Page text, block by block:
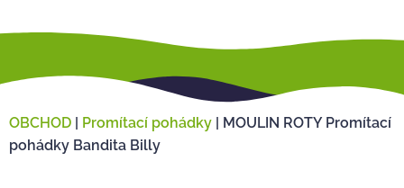
OBCHOD | Promítací pohádky | MOULIN ROTY Promítací
pohádky Bandita Billy